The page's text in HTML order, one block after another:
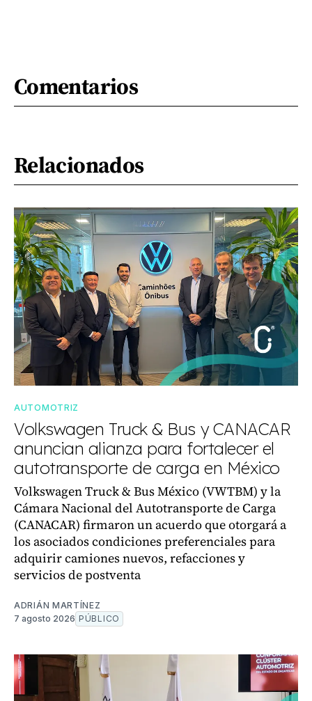
Comentarios
Relacionados
AUTOMOTRIZ
Volkswagen Truck & Bus y CANACAR
anuncian alianza para fortalecer el
autotransporte de carga en México
Volkswagen Truck & Bus México (VWTBM) y la
Cámara Nacional del Autotransporte de Carga
(CANACAR) firmaron un acuerdo que otorgará a
los asociados condiciones preferenciales para
adquirir camiones nuevos, refacciones y
servicios de postventa
ADRIÁN MARTÍNEZ
7 agosto 2026 PÚBLICO